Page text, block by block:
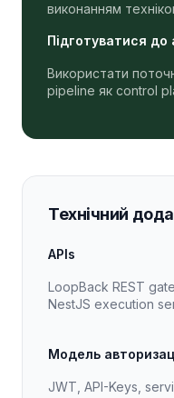
виконанням
Підготуватися до
Використати
pipeline як control
Технічний
APIs
LoopBack REST
NestJS execution
Модель
JWT, API-Keys,